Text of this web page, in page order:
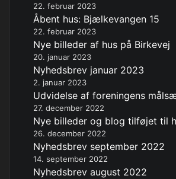
22. februar 2023
Åbent hus: Bjælkevangen 15
22. februar 2023
Nye billeder af hus på Birkevej
20. januar 2023
Nyhedsbrev januar 2023
2. januar 2023
Udvidelse af foreningens
27. december 2022
Nye billeder og blog tilføjet til
26. december 2022
Nyhedsbrev september 2022
14. september 2022
Nyhedsbrev august 2022